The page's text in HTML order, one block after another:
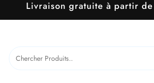
Livraison gratuite à partir